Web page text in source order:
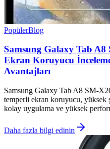
PopülerBlog
Samsung Galaxy Tab
Ekran Koruyucu
Avantajları
Samsung Galaxy Tab A8 SM-
temperli ekran koruyucu, yüksek
kolay uygulama ve yüksek
Daha fazla bilgi edinin